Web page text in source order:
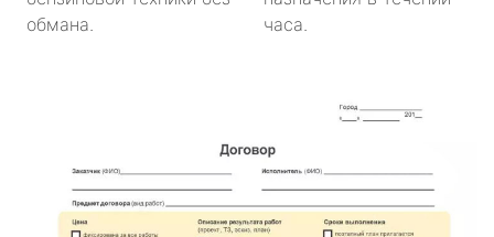
обмана.
часа.